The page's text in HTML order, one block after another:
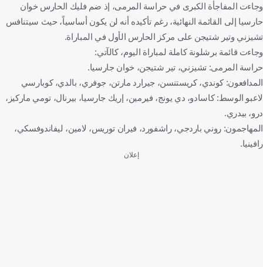
وجاءت المفاجأة الكبرى في حراسة المرمى، إذ ضم فليك الحارس خوان
حارسيا إلى القائمة النهائية، رغم تأكيده أنه لن يكون أساسياً، حيث سيتنافس
تشيزني وتير شتيجن على مركز الحارس الأول في المباراة.
وجاءت قائمة برشلونة كاملة لمباراة اليوم، كالآتي:
حراسة المرمى: تشيزني، تير شتيجن، خوان جارسيا.
المدافعون: كوندي، كريستنسن، جيرارد مارتن، جوفري، بالدي، كوبارسي
لاعبو الوسط: كاسادو، دي يونج، فيرمين، إريك جارسيا، بيرنال، تومي ماركيز،
درو، بيدري.
المهاجمون: روني باردجي، راشفورد، فيران توريس، لامين، ليفاندوفسكي،
رافينيا.
إعلان